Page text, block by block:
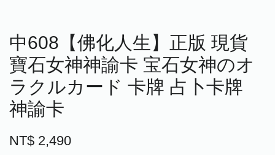
中608【佛化人生】正版 現貨
寶石女神神諭卡 宝石女神のオ
ラクルカード 卡牌 占卜卡牌
神諭卡
NT$ 2,490